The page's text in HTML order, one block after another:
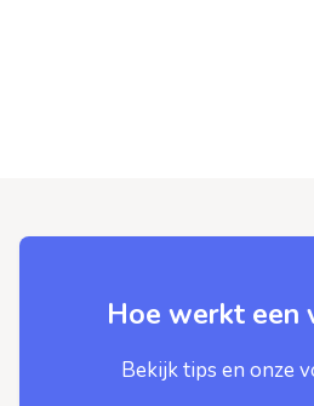
Hoe werkt een
Bekijk tips en onze